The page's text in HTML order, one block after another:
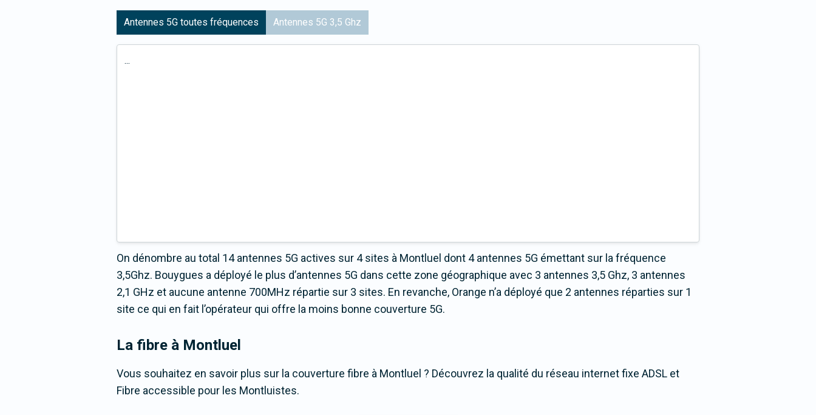
Antennes 5G toutes fréquences Antennes 5G 3,5 Ghz
...
On dénombre au total 14 antennes 5G actives sur 4 sites à Montluel dont 4 antennes 5G émettant sur la fréquence
3,5Ghz. Bouygues a déployé le plus d’antennes 5G dans cette zone géographique avec 3 antennes 3,5 Ghz, 3 antennes
2,1 GHz et aucune antenne 700MHz répartie sur 3 sites. En revanche, Orange n’a déployé que 2 antennes réparties sur 1
site ce qui en fait l’opérateur qui offre la moins bonne couverture 5G.
La fibre à Montluel
Vous souhaitez en savoir plus sur la couverture fibre à Montluel ? Découvrez la qualité du réseau internet fixe ADSL et
Fibre accessible pour les Montluistes.